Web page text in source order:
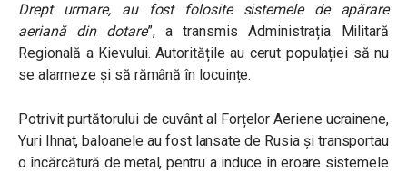
Drept urmare, au fost folosite sistemele de apărare
aeriană din dotare”, a transmis Administrația Militară
Regională a Kievului. Autoritățile au cerut populației să nu
se alarmeze și să rămână în locuințe.
Potrivit purtătorului de cuvânt al Forțelor Aeriene ucrainene,
Yuri Ihnat, baloanele au fost lansate de Rusia și transportau
o încărcătură de metal, pentru a induce în eroare sistemele